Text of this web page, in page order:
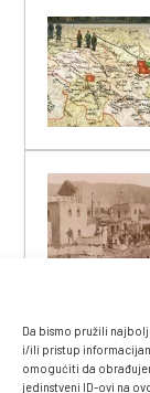
Da bismo pružili
i/ili pristup
omogućiti da
jedinstveni ID-ovi na